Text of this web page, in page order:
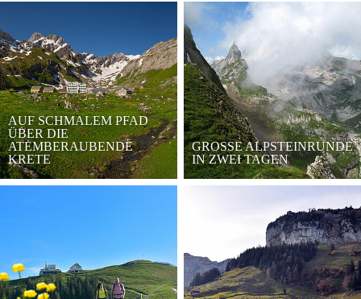
AUF SCHMALEM PFAD
ÜBER DIE
ATEMBERAUBENDE
KRETE
GROSSE ALPSTEINRUNDE
IN ZWEI TAGEN